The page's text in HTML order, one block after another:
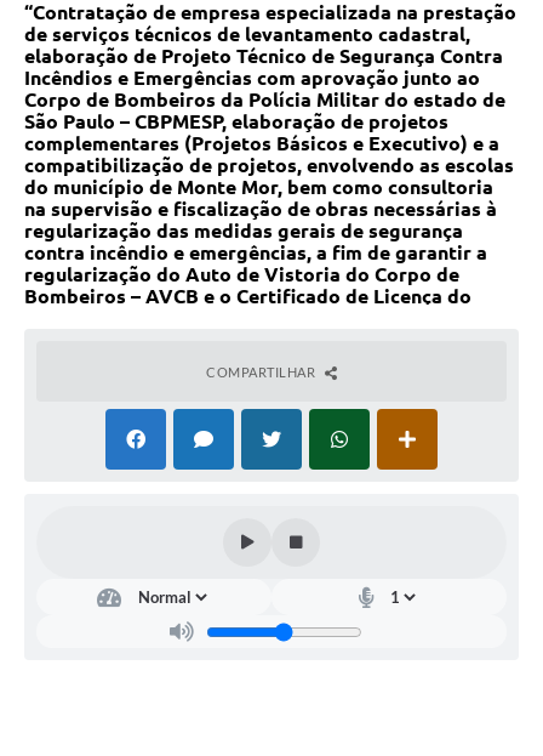
“Contratação de empresa especializada na prestação
de serviços técnicos de levantamento cadastral,
elaboração de Projeto Técnico de Segurança Contra
Incêndios e Emergências com aprovação junto ao
Corpo de Bombeiros da Polícia Militar do estado de
São Paulo – CBPMESP, elaboração de projetos
complementares (Projetos Básicos e Executivo) e a
compatibilização de projetos, envolvendo as escolas
do município de Monte Mor, bem como consultoria
na supervisão e fiscalização de obras necessárias à
regularização das medidas gerais de segurança
contra incêndio e emergências, a fim de garantir a
regularização do Auto de Vistoria do Corpo de
Bombeiros – AVCB e o Certificado de Licença do
COMPARTILHAR